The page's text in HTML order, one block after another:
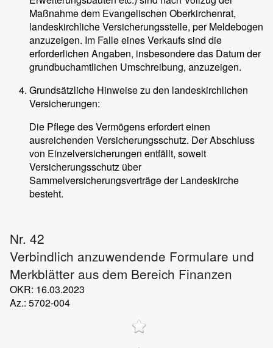
Maßnahme dem Evangelischen Oberkirchenrat,
landeskirchliche Versicherungsstelle, per Meldebogen
anzuzeigen. Im Falle eines Verkaufs sind die
erforderlichen Angaben, insbesondere das Datum der
grundbuchamtlichen Umschreibung, anzuzeigen.
Grundsätzliche Hinweise zu den landeskirchlichen
Versicherungen:
Die Pflege des Vermögens erfordert einen
ausreichenden Versicherungsschutz. Der Abschluss
von Einzelversicherungen entfällt, soweit
Versicherungsschutz über
Sammelversicherungsverträge der Landeskirche
besteht.
Nr. 42
Verbindlich anzuwendende Formulare und
Merkblätter aus dem Bereich Finanzen
OKR: 16.03.2023
Az.: 5702-004